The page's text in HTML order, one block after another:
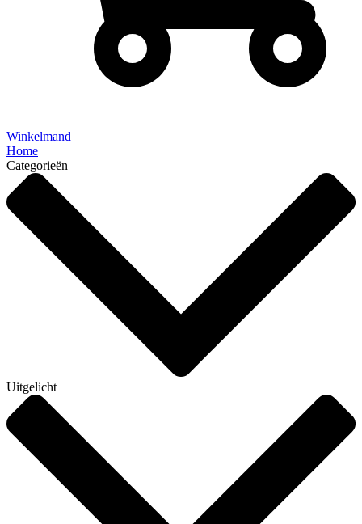
Winkelmand
Home
Categorieën
Uitgelicht